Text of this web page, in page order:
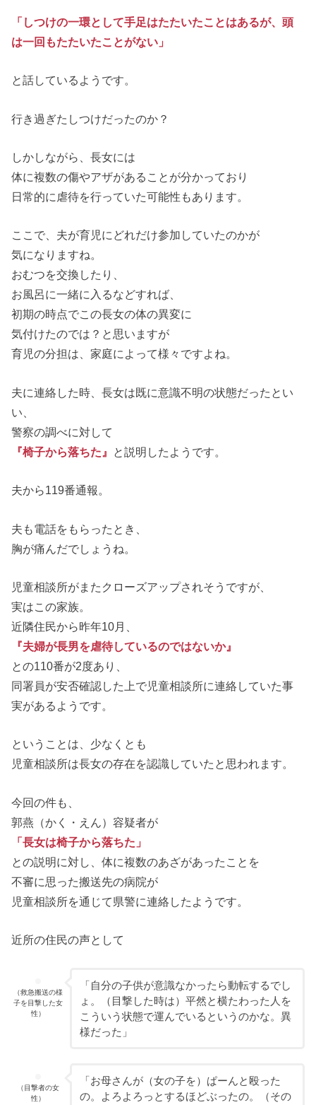
「しつけの一環として手足はたたいたことはあるが、頭
は一回もたたいたことがない」
と話しているようです。
行き過ぎたしつけだったのか？
しかしながら、長女には
体に複数の傷やアザがあることが分かっており
日常的に虐待を行っていた可能性もあります。
ここで、夫が育児にどれだけ参加していたのかが
気になりますね。
おむつを交換したり、
お風呂に一緒に入るなどすれば、
初期の時点でこの長女の体の異変に
気付けたのでは？と思いますが
育児の分担は、家庭によって様々ですよね。
夫に連絡した時、長女は既に意識不明の状態だったとい
い、
警察の調べに対して
『椅子から落ちた』 と説明したようです。
夫から119番通報。
夫も電話をもらったとき、
胸が痛んだでしょうね。
児童相談所がまたクローズアップされそうですが、
実はこの家族。
近隣住民から昨年10月、
『夫婦が長男を虐待しているのではないか』
との110番が2度あり、
同署員が安否確認した上で児童相談所に連絡していた事
実があるようです。
ということは、少なくとも
児童相談所は長女の存在を認識していたと思われます。
今回の件も、
郭燕（かく・えん）容疑者が
「長女は椅子から落ちた」
との説明に対し、体に複数のあざがあったことを
不審に思った搬送先の病院が
児童相談所を通じて県警に連絡したようです。
近所の住民の声として
（救急搬送の様
子を目撃した女
性）
「自分の子供が意識なかったら動転するでし
ょ。（目撃した時は）平然と横たわった人を
こういう状態で運んでいるというのかな。異
様だった」
（目撃者の女
性）
「お母さんが（女の子を）ぱーんと殴った
の。よろよろっとするほどぶったの。（その